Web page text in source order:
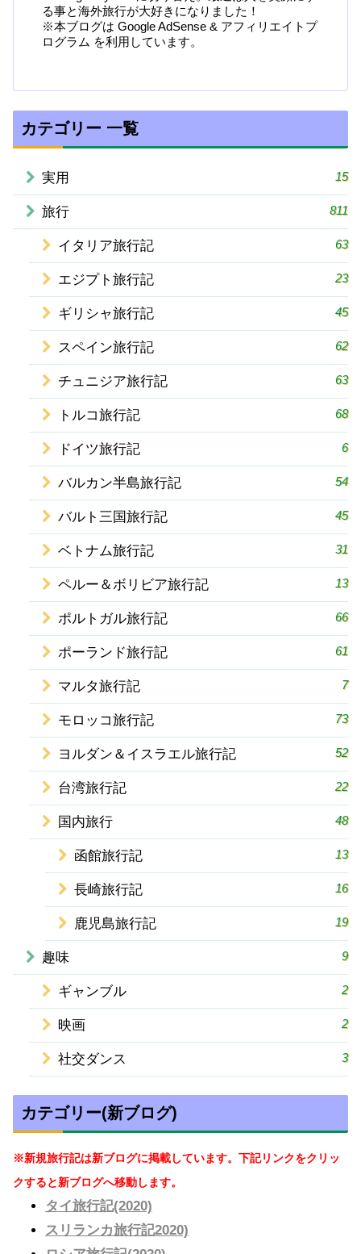
る事と海外旅行が大好きになりました！
※本ブログは Google AdSense & アフィリエイトプ
ログラム を利用しています。
カテゴリー 一覧
実用 15
旅行 811
イタリア旅行記 63
エジプト旅行記 23
ギリシャ旅行記 45
スペイン旅行記 62
チュニジア旅行記 63
トルコ旅行記 68
ドイツ旅行記 6
バルカン半島旅行記 54
バルト三国旅行記 45
ベトナム旅行記 31
ペルー＆ボリビア旅行記 13
ポルトガル旅行記 66
ポーランド旅行記 61
マルタ旅行記 7
モロッコ旅行記 73
ヨルダン＆イスラエル旅行記 52
台湾旅行記 22
国内旅行 48
函館旅行記 13
長崎旅行記 16
鹿児島旅行記 19
趣味 9
ギャンブル 2
映画 2
社交ダンス 3
カテゴリー(新ブログ)
※新規旅行記は新ブログに掲載しています。下記リンクをクリッ
クすると新ブログへ移動します。
タイ旅行記(2020)
スリランカ旅行記2020)